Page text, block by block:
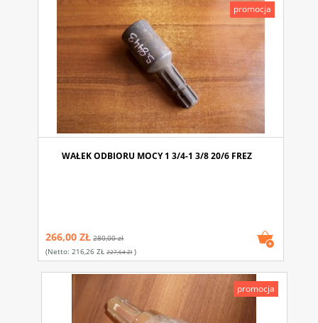
WAŁEK ODBIORU MOCY 1 3/4-1 3/8 20/6 FREZ
266,00 ZŁ 280,00 zł
(netto: 216,26 ZŁ 227,64 Zł)
promocja
promocja